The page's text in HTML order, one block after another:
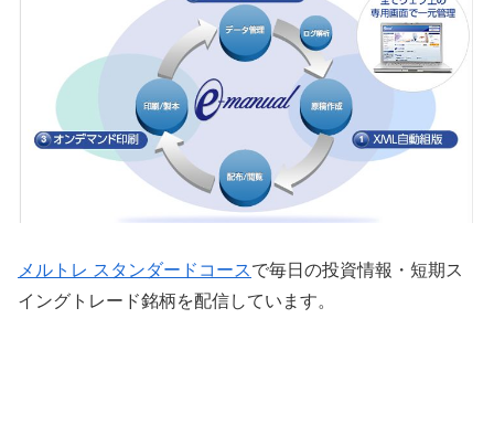
メルトレ スタンダードコースで毎日の投資情報・短期ス
イングトレード銘柄を配信しています。